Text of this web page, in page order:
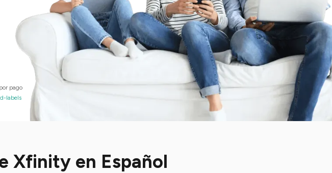
pago
labels
Xfinity en Español